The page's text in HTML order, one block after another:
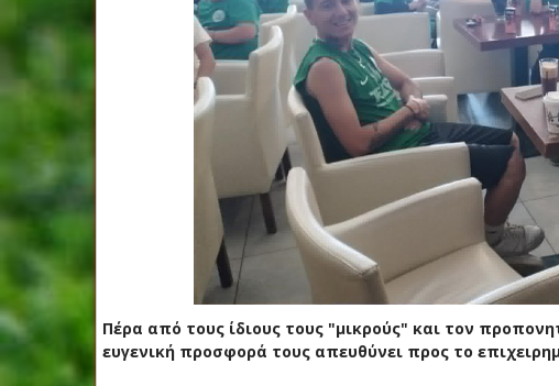
Πέρα από τους ίδιους τους "μικρούς" και τον
ευγενική προσφορά τους απευθύνει προς το